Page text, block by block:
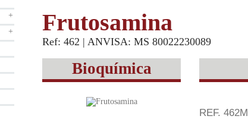
+
+ Frutosamina
Ref: 462 | ANVISA: MS 80022230089
Bioquímica
REF. 462M